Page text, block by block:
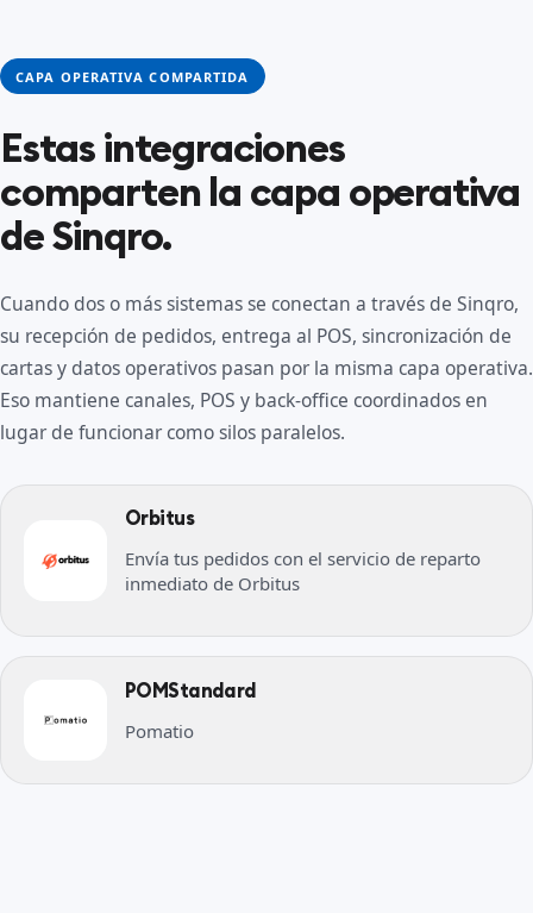
CAPA OPERATIVA COMPARTIDA
Estas integraciones
comparten la capa operativa
de Sinqro.
Cuando dos o más sistemas se conectan a través de Sinqro,
su recepción de pedidos, entrega al POS, sincronización de
cartas y datos operativos pasan por la misma capa operativa.
Eso mantiene canales, POS y back-office coordinados en
lugar de funcionar como silos paralelos.
Orbitus
Envía tus pedidos con el servicio de reparto
inmediato de Orbitus
POMStandard
Pomatio